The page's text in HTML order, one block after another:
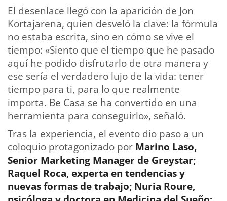
El desenlace llegó con la aparición de Jon
Kortajarena, quien desveló la clave: la fórmula
no estaba escrita, sino en cómo se vive el
tiempo: «Siento que el tiempo que he pasado
aquí he podido disfrutarlo de otra manera y
ese sería el verdadero lujo de la vida: tener
tiempo para ti, para lo que realmente
importa. Be Casa se ha convertido en una
herramienta para conseguirlo», señaló.
Tras la experiencia, el evento dio paso a un
coloquio protagonizado por Marino Laso,
Senior Marketing Manager de Greystar;
Raquel Roca, experta en tendencias y
nuevas formas de trabajo; Nuria Roure,